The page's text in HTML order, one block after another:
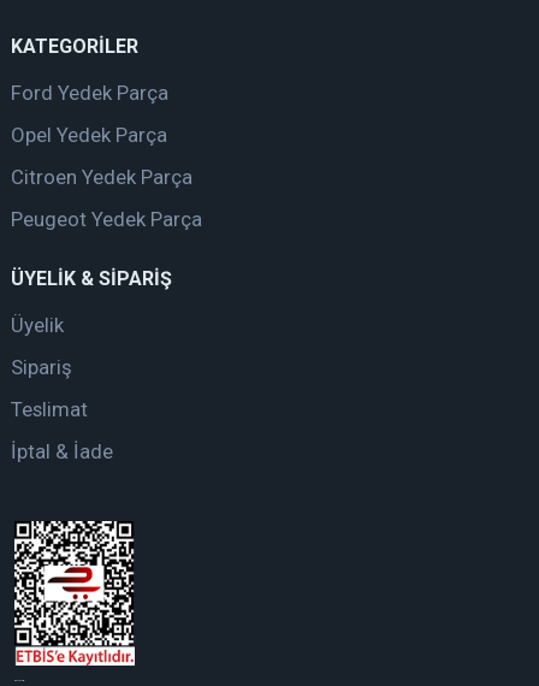
KATEGORİLER
Ford Yedek Parça
Opel Yedek Parça
Citroen Yedek Parça
Peugeot Yedek Parça
ÜYELİK & SİPARİŞ
Üyelik
Sipariş
Teslimat
İptal & İade